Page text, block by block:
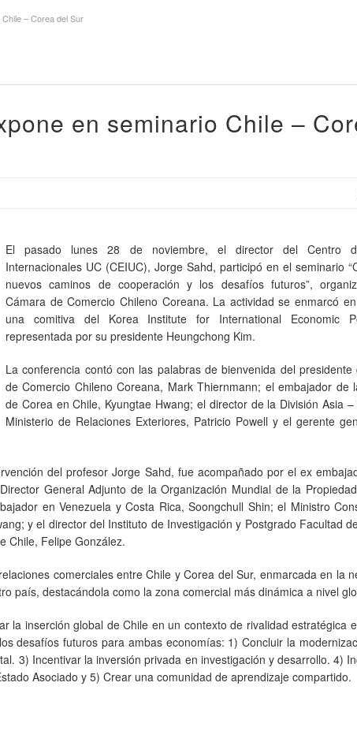
– Corea del Sur
en seminario Chile –
El pasado lunes 28 de noviembre, el director del Centro
Internacionales UC (CEIUC), Jorge Sahd, participó en el seminario
nuevos caminos de cooperación y los desafíos futuros”,
Cámara de Comercio Chileno Coreana. La actividad se enmarcó
una comitiva del Korea Institute for International Economic
representada por su presidente Heungchong Kim.
La conferencia contó con las palabras de bienvenida del presidente
de Comercio Chileno Coreana, Mark Thiernmann; el embajador de
de Corea en Chile, Kyungtae Hwang; el director de la División Asia
Ministerio de Relaciones Exteriores, Patricio Powell y el gerente
del profesor Jorge Sahd, fue acompañado por el ex
General Adjunto de la Organización Mundial de la
en Venezuela y Costa Rica, Soongchull Shin; el Ministro
y el director del Instituto de Investigación y Postgrado Facultad
Chile, Felipe González.
comerciales entre Chile y Corea del Sur, enmarcada en la
país, destacándola como la zona comercial más dinámica a nivel
la inserción global de Chile en un contexto de rivalidad estratégica
desafíos futuros para ambas economías: 1) Concluir la
3) Incentivar la inversión privada en investigación y desarrollo. 4)
Asociado y 5) Crear una comunidad de aprendizaje compartido.